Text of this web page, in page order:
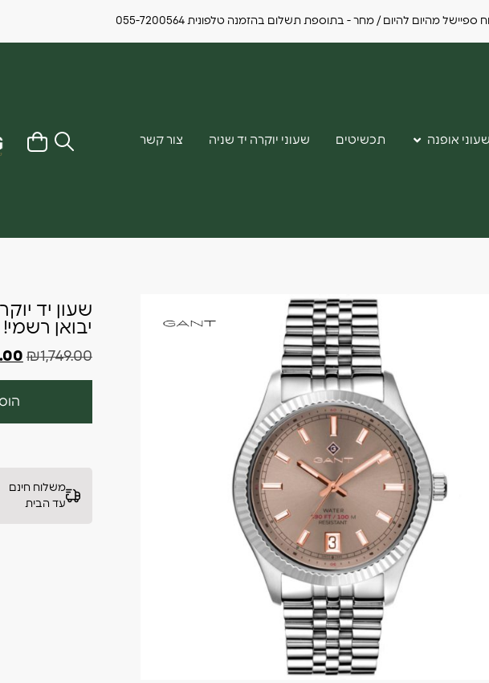
מהיום להיום / מחר - בתוספת תשלום בהזמנה טלפונית 055-7200564
שעוני אופנה תכשיטים שעוני יוקרה יד שניה צור קשר
יבואן רשמי!
₪1,749.00
משלוח חינם
עד הבית